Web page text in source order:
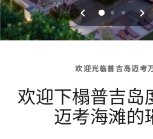
上一页
01 2
欢迎光临普吉岛迈考
欢迎下榻普吉岛
迈考海滩的